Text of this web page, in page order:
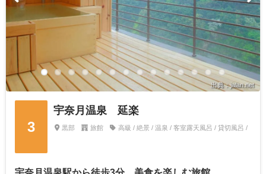
出典：jalan.net
3
宇奈月温泉 延楽
黒部 旅館 高級 / 絶景 / 温泉 / 客室露天風呂 / 貸切風呂 /